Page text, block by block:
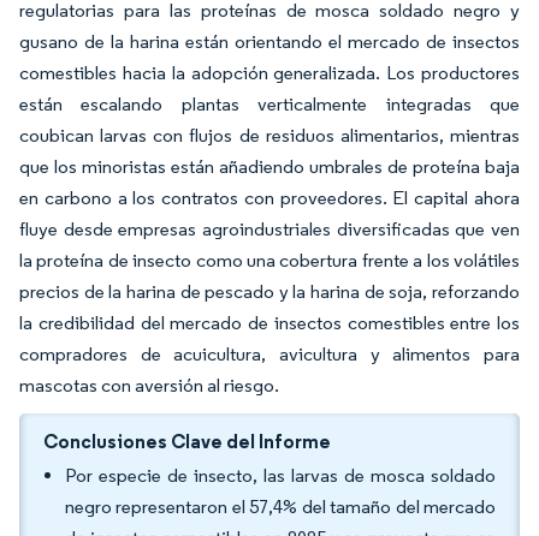
regulatorias para las proteínas de mosca soldado negro y
gusano de la harina están orientando el mercado de insectos
comestibles hacia la adopción generalizada. Los productores
están escalando plantas verticalmente integradas que
coubican larvas con flujos de residuos alimentarios, mientras
que los minoristas están añadiendo umbrales de proteína baja
en carbono a los contratos con proveedores. El capital ahora
fluye desde empresas agroindustriales diversificadas que ven
la proteína de insecto como una cobertura frente a los volátiles
precios de la harina de pescado y la harina de soja, reforzando
la credibilidad del mercado de insectos comestibles entre los
compradores de acuicultura, avicultura y alimentos para
mascotas con aversión al riesgo.
Conclusiones Clave del Informe
Por especie de insecto, las larvas de mosca soldado
negro representaron el 57,4% del tamaño del mercado